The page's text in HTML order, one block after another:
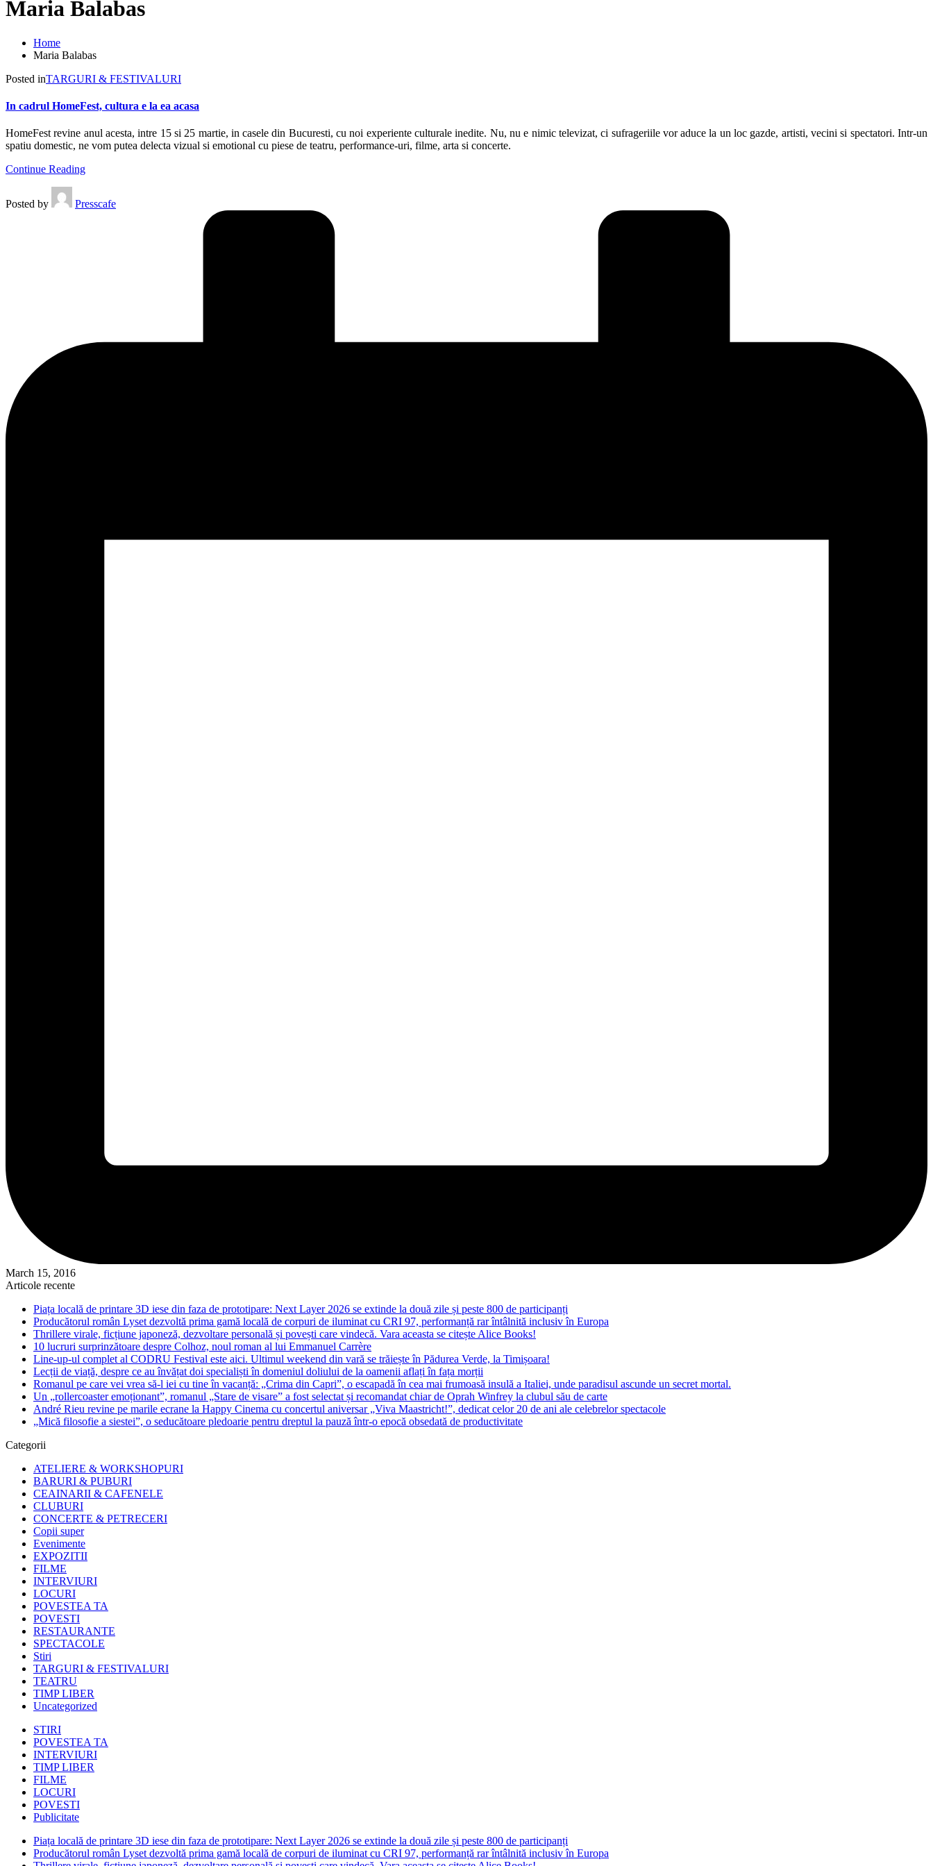
Maria Balabas
Home
Maria Balabas
Posted inTARGURI & FESTIVALURI
In cadrul HomeFest, cultura e la ea acasa
HomeFest revine anul acesta, intre 15 si 25 martie, in casele din Bucuresti, cu noi experiente culturale inedite. Nu, nu e nimic televizat, ci sufrageriile vor aduce la un loc gazde, artisti, vecini si spectatori. Intr-un
spatiu domestic, ne vom putea delecta vizual si emotional cu piese de teatru, performance-uri, filme, arta si concerte.
Continue Reading
Posted by Presscafe
March 15, 2016
Articole recente
Piața locală de printare 3D iese din faza de prototipare: Next Layer 2026 se extinde la două zile și peste 800 de participanți
Producătorul român Lyset dezvoltă prima gamă locală de corpuri de iluminat cu CRI 97, performanță rar întâlnită inclusiv în Europa
Thrillere virale, ficțiune japoneză, dezvoltare personală și povești care vindecă. Vara aceasta se citește Alice Books!
10 lucruri surprinzătoare despre Colhoz, noul roman al lui Emmanuel Carrère
Line-up-ul complet al CODRU Festival este aici. Ultimul weekend din vară se trăiește în Pădurea Verde, la Timișoara!
Lecții de viață, despre ce au învățat doi specialiști în domeniul doliului de la oamenii aflați în fața morții
Romanul pe care vei vrea să-l iei cu tine în vacanță: „Crima din Capri”, o escapadă în cea mai frumoasă insulă a Italiei, unde paradisul ascunde un secret mortal.
Un „rollercoaster emoționant”, romanul „Stare de visare” a fost selectat și recomandat chiar de Oprah Winfrey la clubul său de carte
André Rieu revine pe marile ecrane la Happy Cinema cu concertul aniversar „Viva Maastricht!”, dedicat celor 20 de ani ale celebrelor spectacole
„Mică filosofie a siestei”, o seducătoare pledoarie pentru dreptul la pauză într-o epocă obsedată de productivitate
Categorii
ATELIERE & WORKSHOPURI
BARURI & PUBURI
CEAINARII & CAFENELE
CLUBURI
CONCERTE & PETRECERI
Copii super
Evenimente
EXPOZITII
FILME
INTERVIURI
LOCURI
POVESTEA TA
POVESTI
RESTAURANTE
SPECTACOLE
Stiri
TARGURI & FESTIVALURI
TEATRU
TIMP LIBER
Uncategorized
STIRI
POVESTEA TA
INTERVIURI
TIMP LIBER
FILME
LOCURI
POVESTI
Publicitate
Piața locală de printare 3D iese din faza de prototipare: Next Layer 2026 se extinde la două zile și peste 800 de participanți
Producătorul român Lyset dezvoltă prima gamă locală de corpuri de iluminat cu CRI 97, performanță rar întâlnită inclusiv în Europa